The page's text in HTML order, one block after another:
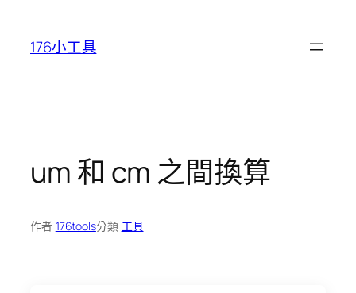
176小工具
um 和 cm 之間換算
作者:176tools分類:工具